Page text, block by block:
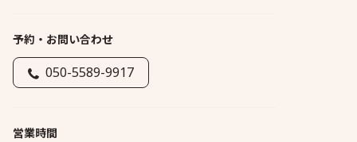
予約・お問い合わせ
050-5589-9917
営業時間